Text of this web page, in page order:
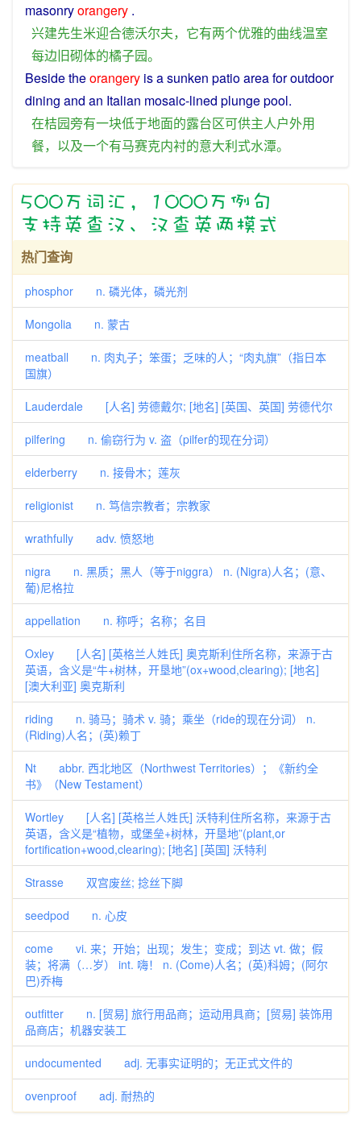
masonryorangery .
兴建先生米迎合德沃尔夫， 它有两个优雅的曲线温室
每边旧砌体的橘子园。
Besidetheorangery isasunken patioareaforoutdoor
dining and an Italian mosaic-lined plungepool.
在桔园旁有一块低于地面的露台区可供主人户外用
餐， 以及一个有马赛克内衬的意大利式水潭。
热门查询
phosphor n. 磷光体，磷光剂
Mongolia n. 蒙古
meatball n. 肉丸子；笨蛋；乏味的人；“肉丸旗”（指日本
国旗）
Lauderdale [人名] 劳德戴尔; [地名] [英国、英国] 劳德代尔
pilfering n. 偷窃行为 v. 盗（pilfer的现在分词）
elderberry n. 接骨木；莲灰
religionist n. 笃信宗教者；宗教家
wrathfully adv. 愤怒地
nigra n. 黑质；黑人（等于niggra） n. (Nigra)人名；(意、
葡)尼格拉
appellation n. 称呼；名称；名目
Oxley [人名] [英格兰人姓氏] 奥克斯利住所名称，来源于古
英语，含义是“牛+树林，开垦地”(ox+wood,clearing); [地名]
[澳大利亚] 奥克斯利
riding n. 骑马；骑术 v. 骑；乘坐（ride的现在分词） n.
(Riding)人名；(英)赖丁
Nt abbr. 西北地区（Northwest Territories）；《新约全
书》（New Testament）
Wortley [人名] [英格兰人姓氏] 沃特利住所名称，来源于古
英语，含义是“植物，或堡垒+树林，开垦地”(plant,or
fortification+wood,clearing); [地名] [英国] 沃特利
Strasse 双宫废丝; 捻丝下脚
seedpod n. 心皮
come vi. 来；开始；出现；发生；变成；到达 vt. 做；假
装；将满（…岁） int. 嗨！ n. (Come)人名；(英)科姆；(阿尔
巴)乔梅
outfitter n. [贸易] 旅行用品商；运动用具商；[贸易] 装饰用
品商店；机器安装工
undocumented adj. 无事实证明的；无正式文件的
ovenproof adj. 耐热的